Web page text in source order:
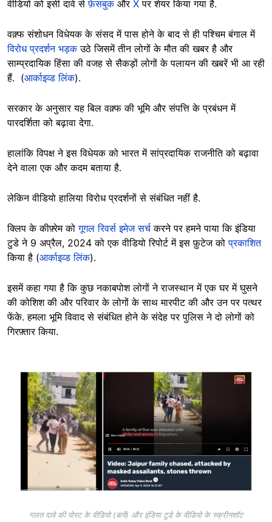
वीडियो को इसी दावे सेफ़ेसबुक और Xपर शेयर किया गया है.
वक़्फ संशोधन विधेयक के संसद में पास होने के बाद से ही पश्चिम बंगाल में
विरोध प्रदर्शन भड़कउठे जिसमें तीन लोगों के मौत की खबर है और
साम्प्रदायिक हिंसा की वजह से सैकड़ों लोगों के पलायन की खबरें भी आ रही
हैं. (आर्काइव्ड लिंक).
सरकार के अनुसार यह बिल वक़्फ की भूमि और संपत्ति के प्रबंधन में
पारदर्शिता को बढ़ावा देगा.
हालांकि विपक्ष ने इस विधेयक को भारत में सांप्रदायिक राजनीति को बढ़ावा
देने वाला एक और कदम बताया है.
लेकिन वीडियो हालिया विरोध प्रदर्शनों से संबंधित नहीं है.
क्लिप के कीफ़्रेम कोगूगल रिवर्स इमेज सर्च करने पर हमने पाया कि इंडिया
टुडे ने 9 अप्रैल, 2024 को एक वीडियो रिपोर्ट में इस फ़ुटेज कोप्रकाशित
किया है (आर्काइव्ड लिंक).
इसमें कहा गया है कि कुछ नकाबपोश लोगों ने राजस्थान में एक घर में घुसने
की कोशिश की और परिवार के लोगों के साथ मारपीट की और उन पर पत्थर
फेंके. हमला भूमि विवाद से संबंधित होने के संदेह पर पुलिस ने दो लोगों को
गिरफ़्तार किया.
Image
गलत दावे की पोस्ट के वीडियो (बायें) और इंडिया टुडे के वीडियो के स्क्रीनशॉट